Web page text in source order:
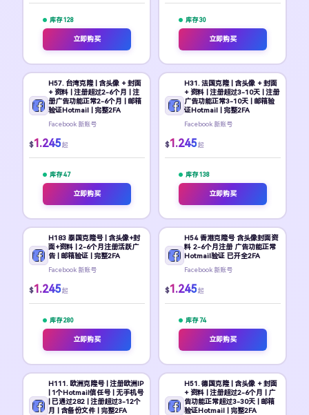
库存 128
立即购买
库存 30
立即购买
H57. 台湾克隆 | 含头像 + 封面
+ 资料 | 注册超过2-6个月 | 注
册广告功能正常2-6个月 | 邮箱
验证Hotmail | 完整2FA
Facebook 新账号
$1.245 起
库存 47
立即购买
H31. 法国克隆 | 含头像 + 封面
+ 资料 | 注册超过3-10天 | 注册
广告功能正常3-10天 | 邮箱验
证Hotmail | 完整2FA
Facebook 新账号
$1.245 起
库存 138
立即购买
H183 泰国克隆号 | 含头像+封
面+资料 | 2-6个月注册活跃广
告 | 邮箱验证 | 完整2FA
Facebook 新账号
$1.245 起
库存 280
立即购买
H54 香港克隆号 含头像封面资
料 2-6个月注册 广告功能正常
Hotmail验证 已开全2FA
Facebook 新账号
$1.245 起
库存 74
立即购买
H111. 欧洲克隆号 | 注册欧洲IP
| 1个Hotmail信任号 | 无手机号
| 已通过282 | 注册超过3-12个
月 | 含备份文件 | 完整2FA
H51. 德国克隆 | 含头像 + 封面
+ 资料 | 注册超过2-6个月 | 广
告功能正常超过3-30天 | 邮箱
验证Hotmail | 完整2FA